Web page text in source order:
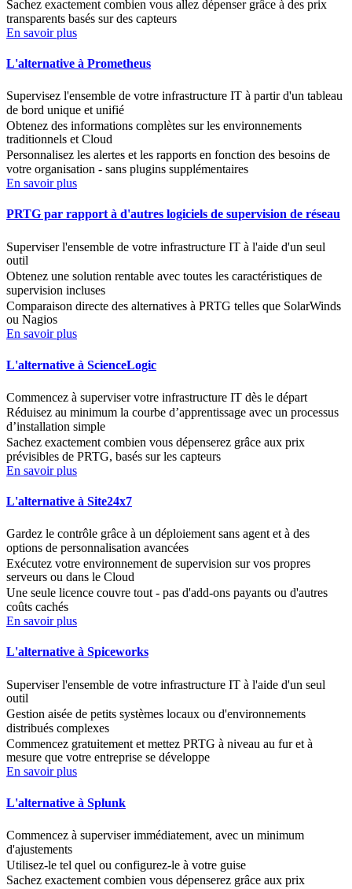
Sachez exactement combien vous allez dépenser grâce à des prix
transparents basés sur des capteurs
En savoir plus
L'alternative à Prometheus
Supervisez l'ensemble de votre infrastructure IT à partir d'un tableau
de bord unique et unifié
Obtenez des informations complètes sur les environnements
traditionnels et Cloud
Personnalisez les alertes et les rapports en fonction des besoins de
votre organisation - sans plugins supplémentaires
En savoir plus
PRTG par rapport à d'autres logiciels de supervision de réseau
Superviser l'ensemble de votre infrastructure IT à l'aide d'un seul
outil
Obtenez une solution rentable avec toutes les caractéristiques de
supervision incluses
Comparaison directe des alternatives à PRTG telles que SolarWinds
ou Nagios
En savoir plus
L'alternative à ScienceLogic
Commencez à superviser votre infrastructure IT dès le départ
Réduisez au minimum la courbe d’apprentissage avec un processus
d’installation simple
Sachez exactement combien vous dépenserez grâce aux prix
prévisibles de PRTG, basés sur les capteurs
En savoir plus
L'alternative à Site24x7
Gardez le contrôle grâce à un déploiement sans agent et à des
options de personnalisation avancées
Exécutez votre environnement de supervision sur vos propres
serveurs ou dans le Cloud
Une seule licence couvre tout - pas d'add-ons payants ou d'autres
coûts cachés
En savoir plus
L'alternative à Spiceworks
Superviser l'ensemble de votre infrastructure IT à l'aide d'un seul
outil
Gestion aisée de petits systèmes locaux ou d'environnements
distribués complexes
Commencez gratuitement et mettez PRTG à niveau au fur et à
mesure que votre entreprise se développe
En savoir plus
L'alternative à Splunk
Commencez à superviser immédiatement, avec un minimum
d'ajustements
Utilisez-le tel quel ou configurez-le à votre guise
Sachez exactement combien vous dépenserez grâce aux prix